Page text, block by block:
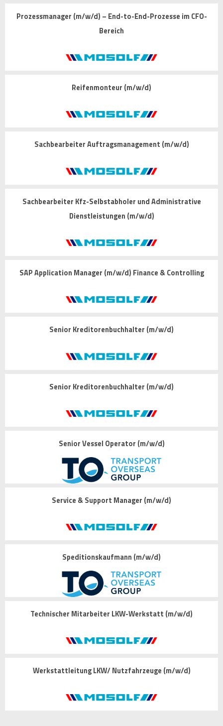
Prozessmanager (m/w/d) – End-to-End-Prozesse im CFO-
Bereich
Reifenmonteur (m/w/d)
Sachbearbeiter Auftragsmanagement (m/w/d)
Sachbearbeiter Kfz-Selbstabholer und Administrative
Dienstleistungen (m/w/d)
SAP Application Manager (m/w/d) Finance & Controlling
Senior Kreditorenbuchhalter (m/w/d)
Senior Kreditorenbuchhalter (m/w/d)
Senior Vessel Operator (m/w/d)
Service & Support Manager (m/w/d)
Speditionskaufmann (m/w/d)
Technischer Mitarbeiter LKW-Werkstatt (m/w/d)
Werkstattleitung LKW/ Nutzfahrzeuge (m/w/d)